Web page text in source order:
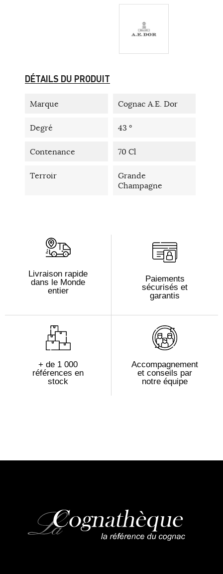
DÉTAILS DU PRODUIT
Marque Cognac A.E. Dor
Degré 43 °
Contenance 70 Cl
Terroir
Grande
Champagne
Livraison rapide
dans le Monde
entier
Paiements
sécurisés et
garantis
+ de 1 000
références en
stock
Accompagnement
et conseils par
notre équipe